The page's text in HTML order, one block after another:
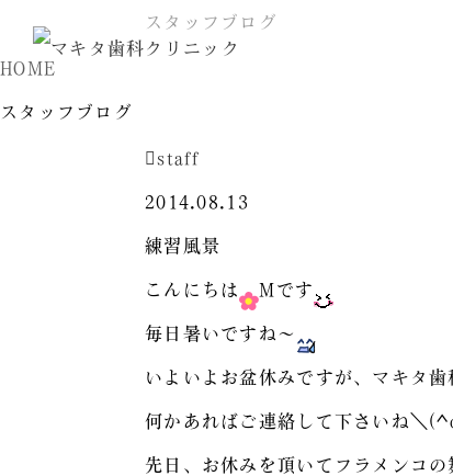
スタッフブログ
HOME
スタッフブログ
staff
2014.08.13
練習風景
こんにちは Mです
毎日暑いですね〜
いよいよお盆休みですが、マキタ
何かあればご連絡して下さいね＼
先日、お休みを頂いてフラメンコ